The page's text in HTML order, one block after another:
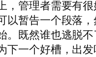
管理者需要有很
以暂告一个段落
。既然谁也逃脱
一个好槽，出发